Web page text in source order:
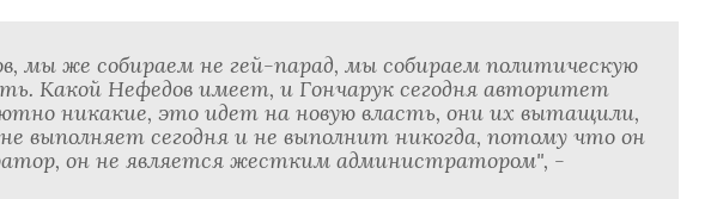
мы же собираем не гей-парад, мы собираем политическую
Какой Нефедов имеет, и Гончарук сегодня авторитет
никакие, это идет на новую власть, они их вытащили,
выполняет сегодня и не выполнит никогда, потому что он
он не является жестким администратором", -